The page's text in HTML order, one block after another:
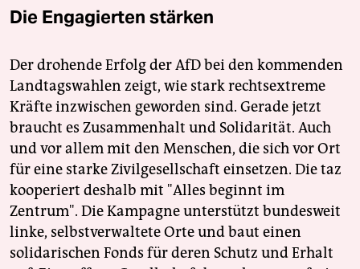
Die Engagierten stärken
Der drohende Erfolg der AfD bei den kommenden
Landtagswahlen zeigt, wie stark rechtsextreme
Kräfte inzwischen geworden sind. Gerade jetzt
braucht es Zusammenhalt und Solidarität. Auch
und vor allem mit den Menschen, die sich vor Ort
für eine starke Zivilgesellschaft einsetzen. Die taz
kooperiert deshalb mit "Alles beginnt im
Zentrum". Die Kampagne unterstützt bundesweit
linke, selbstverwaltete Orte und baut einen
solidarischen Fonds für deren Schutz und Erhalt